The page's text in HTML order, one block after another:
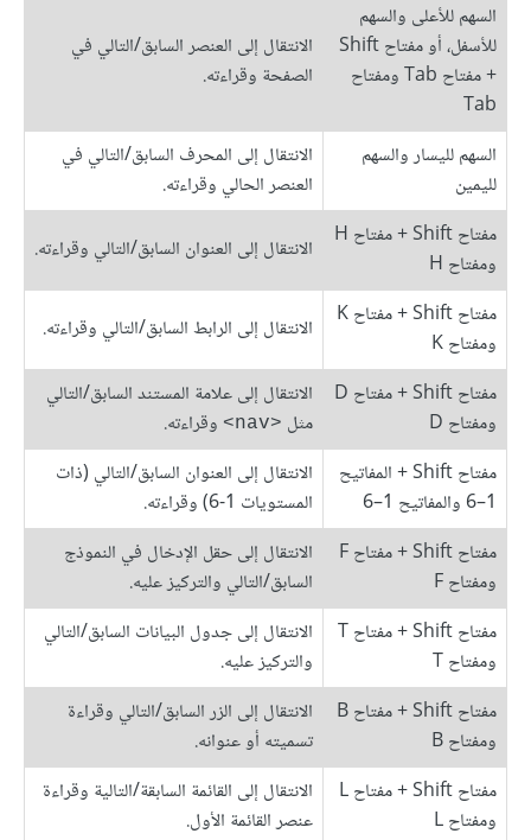
السهم للأعلى والسهم
للأسفل، أو مفتاح Shift
+ مفتاح Tab ومفتاح
Tab
الانتقال إلى العنصر السابق/التالي في
الصفحة وقراءته.
السهم لليسار والسهم
لليمين
الانتقال إلى المحرف السابق/التالي في
العنصر الحالي وقراءته.
مفتاح Shift + مفتاح H
ومفتاح H
الانتقال إلى العنوان السابق/التالي وقراءته.
مفتاح Shift + مفتاح K
ومفتاح K
الانتقال إلى الرابط السابق/التالي وقراءته.
مفتاح Shift + مفتاح D
ومفتاح D
الانتقال إلى علامة المستند السابق/التالي
مثل <nav>
وقراءته.
مفتاح Shift + المفاتيح
1–6 والمفاتيح 1–6
الانتقال إلى العنوان السابق/التالي (ذات
المستويات 1-6) وقراءته.
مفتاح Shift + مفتاح F
ومفتاح F
الانتقال إلى حقل الإدخال في النموذج
السابق/التالي والتركيز عليه.
مفتاح Shift + مفتاح T
ومفتاح T
الانتقال إلى جدول البيانات السابق/التالي
والتركيز عليه.
مفتاح Shift + مفتاح B
ومفتاح B
الانتقال إلى الزر السابق/التالي وقراءة
تسميته أو عنوانه.
مفتاح Shift + مفتاح L
ومفتاح L
الانتقال إلى القائمة السابقة/التالية وقراءة
عنصر القائمة الأول.